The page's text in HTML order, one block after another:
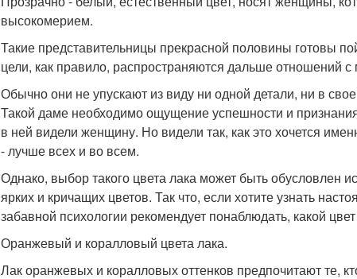
высокомерием.
Такие представительницы прекрасной половины готовы
цели, как правило, распространяются дальше отношений
Обычно они не упускают из виду ни одной детали, ни в
Такой даме необходимо ощущение успешности и
в ней видели женщину. Но видели так, как это хочется
- лучше всех и во всем.
Однако, выбор такого цвета лака может быть обусловлен
ярких и кричащих цветов. Так что, если хотите узнать
забавной психологии рекомендует понаблюдать, какой
Оранжевый и коралловый цвета лака.
Лак оранжевых и коралловых оттенков предпочитают те,